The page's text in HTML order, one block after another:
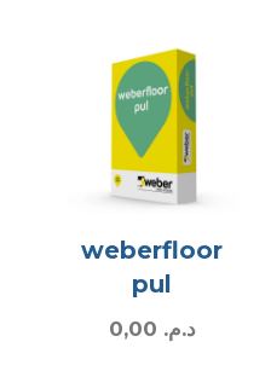
weberfloor
pul
د.م.